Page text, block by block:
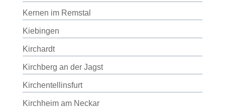
Kernen im Remstal
Kiebingen
Kirchardt
Kirchberg an der Jagst
Kirchentellinsfurt
Kirchheim am Neckar